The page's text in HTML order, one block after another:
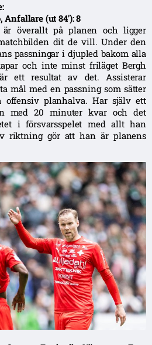
(ut 84′): 8
är överallt på planen och ligger
dit de vill. Under den
passningar i djupled bakom alla
och inte minst friläget Bergh
ett resultat av det. Assisterar
mål med en passning som sätter
planhalva. Har själv ett
med 20 minuter kvar och det
i försvarsspelet med allt han
riktning gör att han är planens